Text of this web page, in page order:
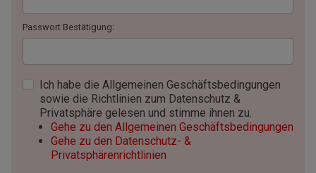
Passwort Bestätigung:
Ich habe die Allgemeinen Geschäftsbedingungen
sowie die Richtlinien zum Datenschutz &
Privatsphäre gelesen und stimme ihnen zu.
Gehe zu den Allgemeinen Geschäftsbedingungen
Gehe zu den Datenschutz- &
Privatsphärenrichtlinien